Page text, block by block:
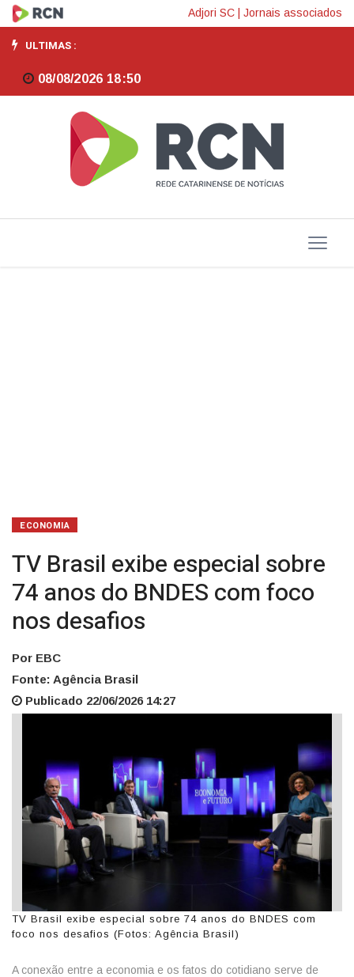
TV
Brasil
exibe
especial
sobre
anos
Adjori SC Jornais associados
ULTIMAS :
08/08/2026 18:50
ECONOMIA
TV Brasil exibe especial sobre
74 anos do BNDES com foco
nos desafios
Por EBC
Fonte: Agência Brasil
Publicado 22/06/2026 14:27
TV Brasil exibe especial sobre 74 anos do BNDES com
foco nos desafios (Fotos: Agência Brasil)
A conexão entre a economia e os fatos do cotidiano serve de